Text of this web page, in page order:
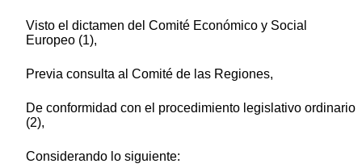
Visto el dictamen del Comité Económico y Social
Europeo (1),
Previa consulta al Comité de las Regiones,
De conformidad con el procedimiento legislativo ordinario
(2),
Considerando lo siguiente: